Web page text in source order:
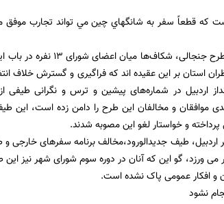
كه قطعاً سفر به شانگهاي چين مي تواند تجارب موفق
جالب تر این که با گذشت زمان
استان بر این عقیده اند که فراگیری و گسترش خلاف
اردبیل در شماره‌های پیشین و ترس و نگرانی طیفی
موافقان و مخالفان این طرح را دامن زده است، این
و خواستار لغو این مصوبه شدند.
طیف جدیدالورود،مخالف برنامه سفرهای خارجی و
می ورزد، گو این که آنان در دوره سوم شورای شهر نیز
و افکار عمومی پاک نشده است.
نشود